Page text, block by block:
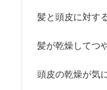
髪と頭皮に対す
髪が乾燥してつ
頭皮の乾燥が気